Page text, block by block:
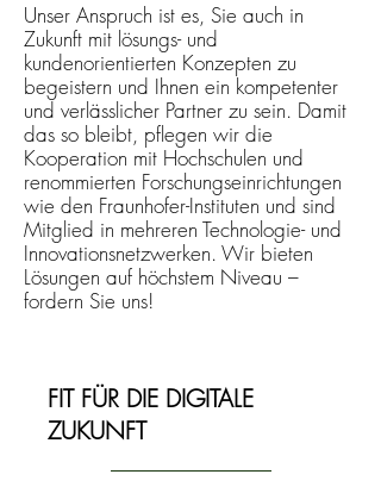
Unser Anspruch ist es, Sie auch in
Zukunft mit lösungs- und
kundenorientierten Konzepten zu
begeistern und Ihnen ein kompetenter
und verlässlicher Partner zu sein. Damit
das so bleibt, pflegen wir die
Kooperation mit Hochschulen und
renommierten Forschungseinrichtungen
wie den Fraunhofer-Instituten und sind
Mitglied in mehreren Technologie- und
Innovationsnetzwerken. Wir bieten
Lösungen auf höchstem Niveau –
fordern Sie uns!
FIT FÜR DIE DIGITALE
ZUKUNFT